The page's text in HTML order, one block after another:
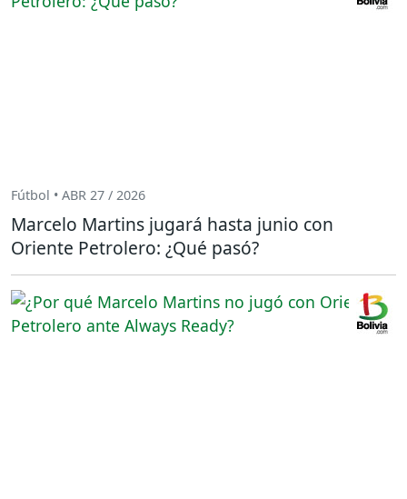
Fútbol • ABR 27 / 2026
Marcelo Martins jugará hasta junio con
Oriente Petrolero: ¿Qué pasó?